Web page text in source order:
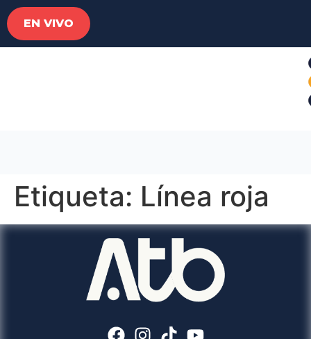
EN VIVO
Etiqueta: Línea roja